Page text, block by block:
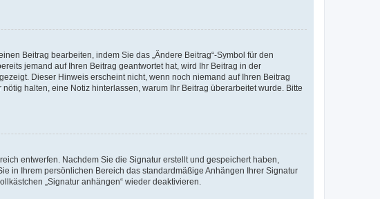
Beitrag bearbeiten, indem Sie das „Ändere Beitrag“-Symbol für den
jemand auf Ihren Beitrag geantwortet hat, wird Ihr Beitrag in der
Dieser Hinweis erscheint nicht, wenn noch niemand auf Ihren Beitrag
halten, eine Notiz hinterlassen, warum Ihr Beitrag überarbeitet wurde. Bitte
entwerfen. Nachdem Sie die Signatur erstellt und gespeichert haben,
in Ihrem persönlichen Bereich das standardmäßige Anhängen Ihrer Signatur
„Signatur anhängen“ wieder deaktivieren.